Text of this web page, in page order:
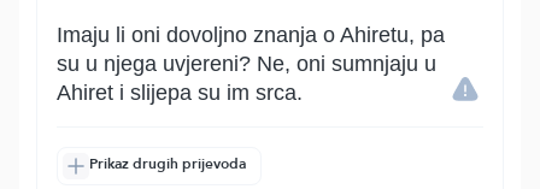
Imaju li oni dovoljno znanja o Ahiretu, pa
su u njega uvjereni? Ne, oni sumnjaju u
Ahiret i slijepa su im srca.
Prikaz drugih prijevoda